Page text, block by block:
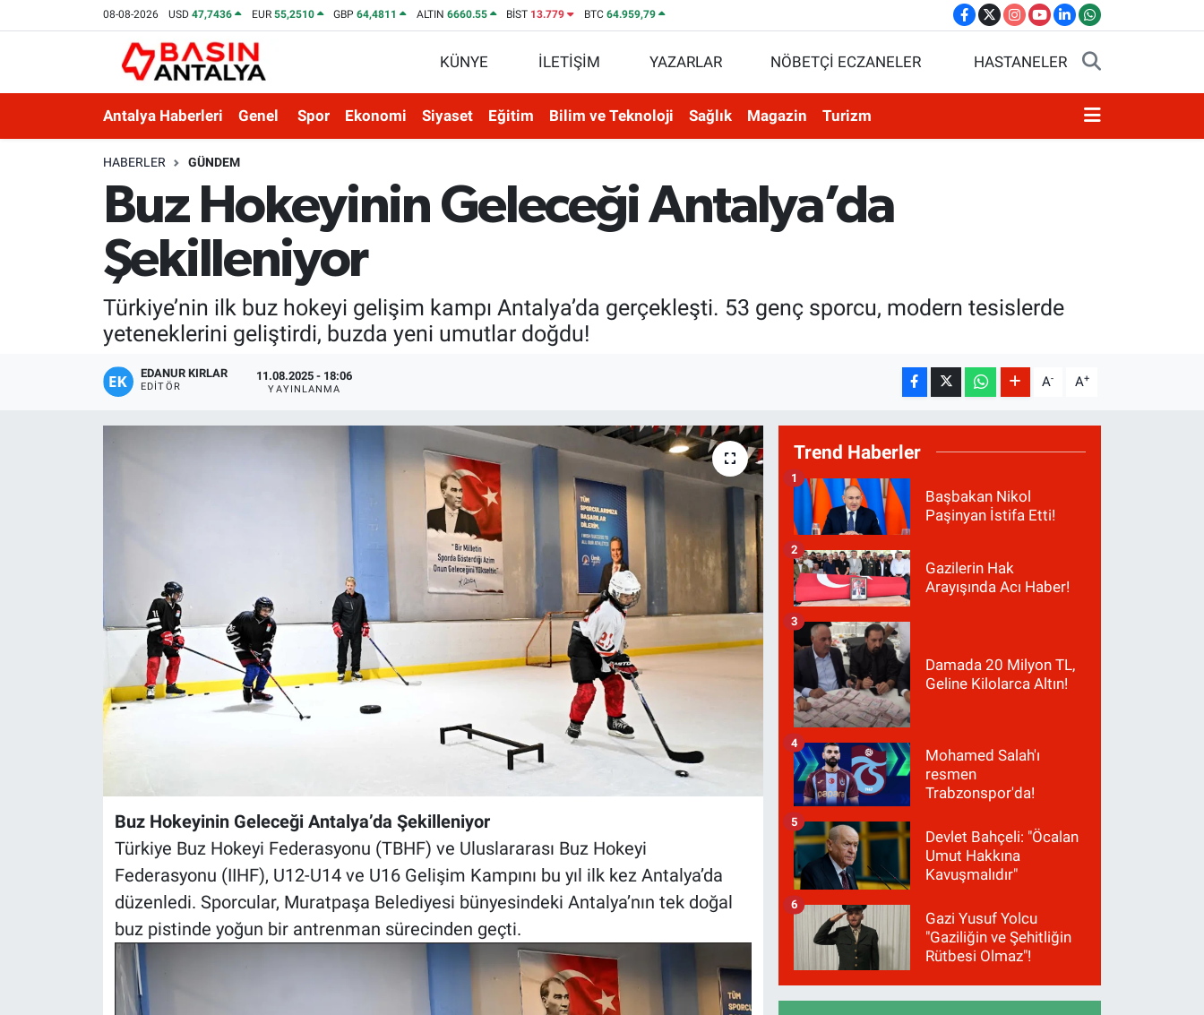
08-08-2026 USD47,7436 EUR 55,2510 GBP64,4811 ALTIN 6660.55 BİST 13.779 BTC 64.959,79
KÜNYE İLETİŞİM YAZARLAR NÖBETÇİ ECZANELER HASTANELER
Antalya Haberleri Genel Spor Ekonomi Siyaset Eğitim Bilim ve Teknoloji Sağlık Magazin Turizm
HABERLER GÜNDEM
Buz Hokeyinin Geleceği Antalya’da
Şekilleniyor
Türkiye’nin ilk buz hokeyi gelişim kampı Antalya’da gerçekleşti. 53 genç sporcu, modern tesislerde
yeteneklerini geliştirdi, buzda yeni umutlar doğdu!
EDANUR KIRLAR
EDITÖR
11.08.2025 - 18:06
YAYINLANMA A- A+
Buz Hokeyinin Geleceği Antalya’da Şekilleniyor
Türkiye Buz Hokeyi Federasyonu (TBHF) ve Uluslararası Buz Hokeyi
Federasyonu (IIHF), U12-U14 ve U16 Gelişim Kampını bu yıl ilk kez Antalya’da
düzenledi. Sporcular, Muratpaşa Belediyesi bünyesindeki Antalya’nın tek doğal
buz pistinde yoğun bir antrenman sürecinden geçti.
Trend Haberler
Başbakan Nikol
Paşinyan İstifa Etti!
1
Gazilerin Hak
Arayışında Acı Haber!
2
Damada 20 Milyon TL,
Geline Kilolarca Altın!
3
Mohamed Salah'ı
resmen
Trabzonspor'da!
4
Devlet Bahçeli: "Öcalan
Umut Hakkına
Kavuşmalıdır"
5
Gazi Yusuf Yolcu
"Gaziliğin ve Şehitliğin
Rütbesi Olmaz"!
6